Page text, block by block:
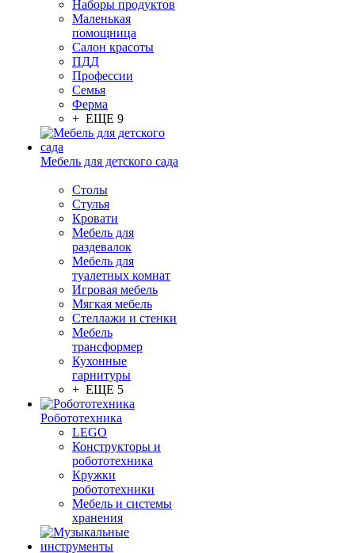
Наборы продуктов
Маленькая
помощница
Салон красоты
ПДД
Профессии
Семья
Ферма
+ ЕЩЕ 9
Мебель для детского сада
Столы
Cтулья
Кровати
Мебель для
раздевалок
Мебель для
туалетных комнат
Игровая мебель
Мягкая мебель
Стеллажи и стенки
Мебель
трансформер
Кухонные
гарнитуры
+ ЕЩЕ 5
Робототехника
LEGO
Конструкторы и
робототехника
Кружки
робототехники
Мебель и системы
хранения